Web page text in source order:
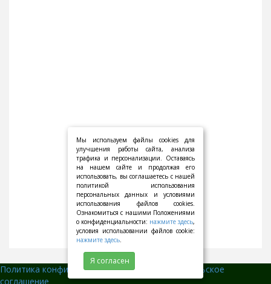
Политика конфиденциальности||
Пользовательское
соглашение
Мы используем файлы cookies для
улучшения работы сайта, анализа
трафика и персонализации. Оставаясь
на нашем сайте и продолжая его
использовать, вы соглашаетесь с нашей
политикой использования
персональных данных и условиями
использования файлов cookies.
Ознакомиться с нашими Положениями
о конфиденциальности: нажмите здесь,
условия использовании файлов cookie:
нажмите здесь.
Я согласен